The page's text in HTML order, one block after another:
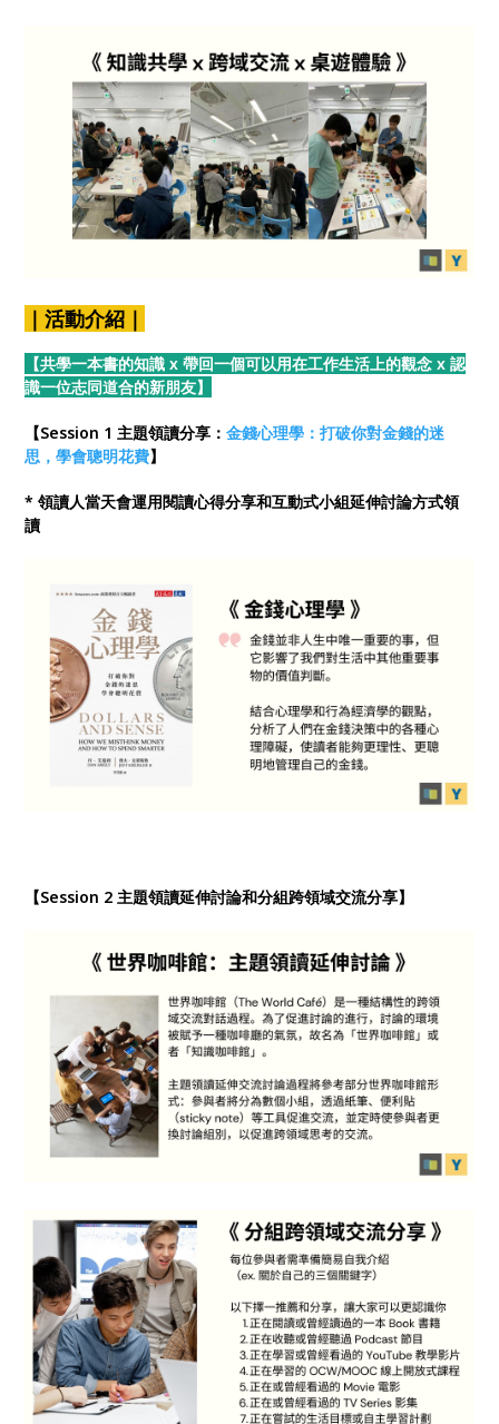
｜活動介紹｜
【共學一本書的知識 x 帶回一個可以用在工作生活上的觀念 x 認
識一位志同道合的新朋友】
【Session 1 主題領讀分享：金錢心理學：打破你對金錢的迷
思，學會聰明花費】
* 領讀人當天會運用閱讀心得分享和互動式小組延伸討論方式領
讀
【Session 2 主題領讀延伸討論和分組跨領域交流分享】